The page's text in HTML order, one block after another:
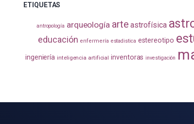
ETIQUETAS
antropología arqueología arte astrofísica
educación enfermería estadistica estereotipo
ingeniería inteligencia artificial inventoras investigación